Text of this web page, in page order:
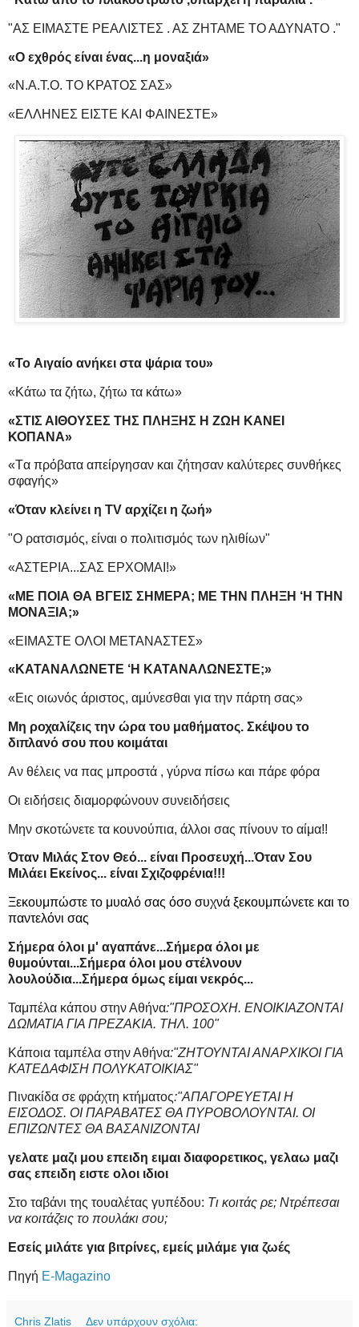
"ΑΣ ΕΙΜΑΣΤΕ ΡΕΑΛΙΣΤΕΣ . ΑΣ ΖΗΤΑΜΕ ΤΟ ΑΔΥΝΑΤΟ ."
«Ο εχθρός είναι ένας...η μοναξιά»
«Ν.Α.Τ.Ο. ΤΟ ΚΡΑΤΟΣ ΣΑΣ»
«ΕΛΛΗΝΕΣ ΕΙΣΤΕ ΚΑΙ ΦΑΙΝΕΣΤΕ»
«Το Aιγαίο ανήκει στα ψάρια του»
«Kάτω τα ζήτω, ζήτω τα κάτω»
«ΣΤΙΣ ΑΙΘΟΥΣΕΣ ΤΗΣ ΠΛΗΞΗΣ Η ΖΩΗ ΚΑΝΕΙ
ΚΟΠΑΝΑ»
«Tα πρόβατα απείργησαν και ζήτησαν καλύτερες συνθήκες
σφαγής»
«Όταν κλείνει η TV αρχίζει η ζωή»
"O ρατσισμός, είναι ο πολιτισμός των ηλιθίων"
«ΑΣΤΕΡΙΑ...ΣΑΣ ΕΡΧΟΜΑΙ!»
«ΜΕ ΠΟΙΑ ΘΑ ΒΓΕΙΣ ΣΗΜΕΡΑ; ΜΕ ΤΗΝ ΠΛΗΞΗ ‘Η ΤΗΝ
ΜΟΝΑΞΙΑ;»
«ΕΙΜΑΣΤΕ ΟΛΟΙ ΜΕΤΑΝΑΣΤΕΣ»
«ΚΑΤΑΝΑΛΩΝΕΤΕ ‘Η ΚΑΤΑΝΑΛΩΝΕΣΤΕ;»
«Eις οιωνός άριστος, αμύνεσθαι για την πάρτη σας»
Μη ροχαλίζεις την ώρα του μαθήματος. Σκέψου το
διπλανό σου που κοιμάται
Αν θέλεις να πας μπροστά , γύρνα πίσω και πάρε φόρα
Οι ειδήσεις διαμορφώνουν συνειδήσεις
Μην σκοτώνετε τα κουνούπια, άλλοι σας πίνουν το αίμα!!
Όταν Μιλάς Στον Θεό... είναι Προσευχή...Όταν Σου
Μιλάει Εκείνος... είναι Σχιζοφρένια!!!
Ξεκουμπώστε το μυαλό σας όσο συχνά ξεκουμπώνετε και το
παντελόνι σας
Σήμερα όλοι μ' αγαπάνε...Σήμερα όλοι με
θυμούνται...Σήμερα όλοι μου στέλνουν
λουλούδια...Σήμερα όμως είμαι νεκρός...
Ταμπέλα κάπου στην Αθήνα:"ΠΡΟΣΟΧΗ. ΕΝΟΙΚΙΑΖΟΝΤΑΙ
ΔΩΜΑΤΙΑ ΓΙΑ ΠΡΕΖΑΚΙΑ. ΤΗΛ. 100"
Κάποια ταμπέλα στην Αθήνα:"ΖΗΤΟΥΝΤΑΙ ΑΝΑΡΧΙΚΟΙ ΓΙΑ
ΚΑΤΕΔΑΦΙΣΗ ΠΟΛΥΚΑΤΟΙΚΙΑΣ"
Πινακίδα σε φράχτη κτήματος:"ΑΠΑΓΟΡΕΥΕΤΑΙ Η
ΕΙΣΟΔΟΣ. ΟΙ ΠΑΡΑΒΑΤΕΣ ΘΑ ΠΥΡΟΒΟΛΟΥΝΤΑΙ. ΟΙ
ΕΠΙΖΩΝΤΕΣ ΘΑ ΒΑΣΑΝΙΖΟΝΤΑΙ
γελατε μαζι μου επειδη ειμαι διαφορετικος, γελαω μαζι
σας επειδη ειστε ολοι ιδιοι
Στο ταβάνι της τουαλέτας γυπέδου: Τι κοιτάς ρε; Ντρέπεσαι
να κοιτάζεις το πουλάκι σου;
Εσείς μιλάτε για βιτρίνες, εμείς μιλάμε για ζωές
Πηγή E-Magazino
Chris Zlatis Δεν υπάρχουν σχόλια: